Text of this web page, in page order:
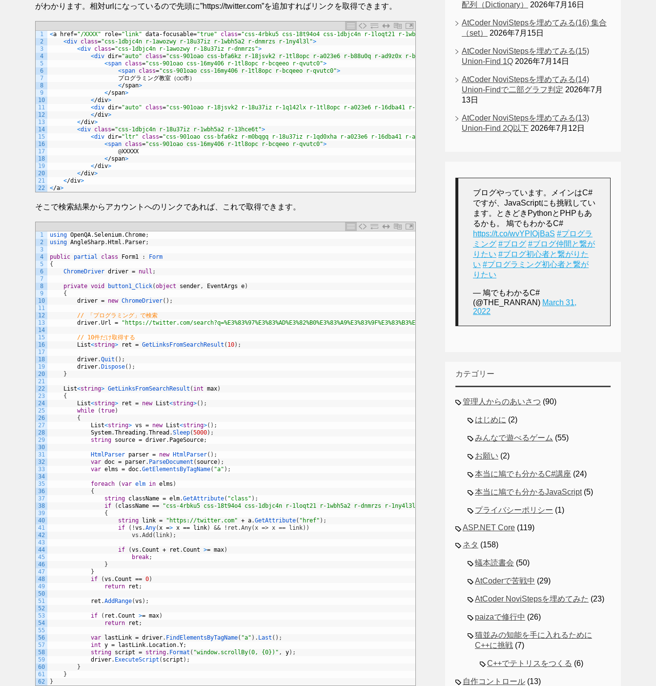
がわかります。相対urlになっているので先頭に”https://twitter.com”を追加すればリンクを取得できます。
1
2
3
4
5
6
7
8
9
10
11
12
13
14
15
16
17
18
19
20
21
22
<a href="/XXXX" role="link" data-focusable="true" class="css-4rbku5 css-18t94o4 css-1dbjc4n r-1loqt21 r-1wbh5a2 r-dnmrzs r-1ny4l3l">
<div class="css-1dbjc4n r-1awozwy r-18u37iz r-1wbh5a2 r-dnmrzs r-1ny4l3l">
<div class="css-1dbjc4n r-1awozwy r-18u37iz r-dnmrzs">
<div dir="auto" class="css-901oao css-bfa6kz r-18jsvk2 r-1tl8opc r-a023e6 r-b88u0q r-ad9z0x r-bcqeeo r-3s2u2q r-qvutc0">
<span class="css-901oao css-16my406 r-1tl8opc r-bcqeeo r-qvutc0">
<span class="css-901oao css-16my406 r-1tl8opc r-bcqeeo r-qvutc0">
プログラミング教室（○○市）
</span>
</span>
</div>
<div dir="auto" class="css-901oao r-18jsvk2 r-18u37iz r-1q142lx r-1tl8opc r-a023e6 r-16dba41 r-ad9z0x r-bcqeeo r-qvutc0"
</div>
</div>
<div class="css-1dbjc4n r-18u37iz r-1wbh5a2 r-13hce6t">
<div dir="ltr" class="css-901oao css-bfa6kz r-m0bqgq r-18u37iz r-1qd0xha r-a023e6 r-16dba41 r-ad9z0x r-bcqeeo r-qvutc0"
<span class="css-901oao css-16my406 r-1tl8opc r-bcqeeo r-qvutc0">
@XXXXX
</span>
</div>
</div>
</div>
</a>
そこで検索結果からアカウントへのリンクであれば、これで取得できます。
1
2
3
4
5
6
7
8
9
10
11
12
13
14
15
16
17
18
19
20
21
22
23
24
25
26
27
28
29
30
31
32
33
34
35
36
37
38
39
40
41
42
43
44
45
46
47
48
49
50
51
52
53
54
55
56
57
58
59
60
61
62
using OpenQA.Selenium.Chrome;
using AngleSharp. Html . Parser;
public partial class Form1 :
Form
{
ChromeDriver driver = null ;
private void button1_Click(object sender, EventArgs e)
{
driver = new ChromeDriver( ) ;
// 「プログラミング」で検索
driver.Url = "https://twitter.com/search?q=%E3%83%97%E3%83%AD%E3%82%B0%E3%83%A9%E3%83%9F%E3%83%B3%E3%82%B0"
// 10件だけ取得する
List<string> ret = GetLinksFromSearchResult ( 10) ;
driver.Quit ( ) ;
driver. Dispose( ) ;
}
List<string> GetLinksFromSearchResult ( int max)
{
List<string> ret = new List<string>( ) ;
while
(true)
{
List<string> vs = new List<string>( ) ;
System.Threading.Thread .Sleep(5000) ;
string source = driver. PageSource;
HtmlParser parser = new HtmlParser( ) ;
var doc = parser. ParseDocument ( source) ;
var elms = doc.GetElementsByTagName( "a" ) ;
foreach (var elm in elms )
{
string className = elm.GetAttribute( "class" ) ;
if
( className == "css-4rbku5 css-18t94o4 css-1dbjc4n r-1loqt21 r-1wbh5a2 r-dnmrzs r-1ny4l3l"
{
string
link = "https://twitter.com" + a.GetAttribute( "href" ) ;
if
( !vs .Any(x => x == link)
&& !ret.Any(x => x == link))
vs.Add(link);
if (vs .Count + ret .Count >= max)
break;
}
}
if
(vs .Count == 0)
return
ret ;
ret .AddRange(vs ) ;
if ( ret .Count >= max)
return
ret ;
var lastLink = driver. FindElementsByTagName( "a" ) . Last ( ) ;
int y = lastLink. Location.Y;
string script = string. Format ( "window.scrollBy(0, {0})" , y) ;
driver. ExecuteScript ( script ) ;
}
}
}
配列（Dictionary）
2026年7月16日
AtCoder NoviStepsを埋めてみる(16) 集合
（set）
2026年7月15日
AtCoder NoviStepsを埋めてみる(15)
Union-Find 1Q 2026年7月14日
AtCoder NoviStepsを埋めてみる(14)
Union-Findで二部グラフ判定 2026年7月
13日
AtCoder NoviStepsを埋めてみる(13)
Union-Find 2Q以下 2026年7月12日
ブログやっています。メインはC#
ですが、JavaScriptにも挑戦してい
ます。ときどきPythonとPHPもあ
るかも。 鳩でもわかるC#
https://t.co/wvYPIOjBaS #プログラ
ミング #ブログ #ブログ仲間と繋が
りたい #ブログ初心者と繋がりた
い #プログラミング初心者と繋が
りたい
— 鳩でもわかるC#
(@THE_RANRAN) March 31,
2022
カテゴリー
管理人からのあいさつ (90)
はじめに (2)
みんなで遊べるゲーム (55)
お願い (2)
本当に鳩でも分かるC#講座 (24)
本当に鳩でも分かるJavaScript(5)
プライバシーポリシー (1)
ASP.NET Core (119)
ネタ (158)
蟻本読書会 (50)
AtCoderで苦戦中 (29)
AtCoder NoviStepsを埋めてみた (23)
paizaで修行中 (26)
猫並みの知能を手に入れるために
C++に挑戦 (7)
C++でテトリスをつくる (6)
自作コントロール (13)